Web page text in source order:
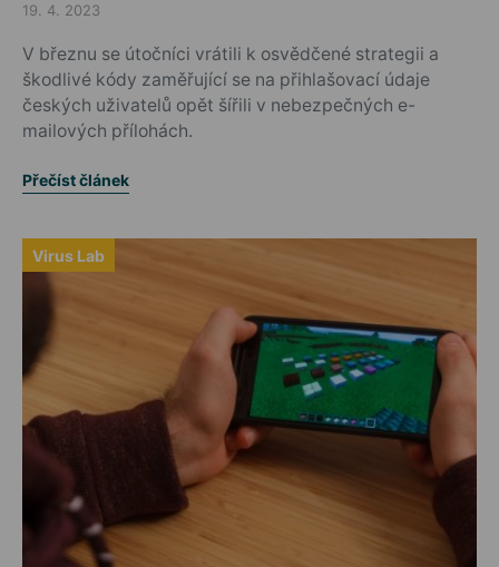
Posted on
19. 4. 2023
V březnu se útočníci vrátili k osvědčené strategii a
škodlivé kódy zaměřující se na přihlašovací údaje
českých uživatelů opět šířili v nebezpečných e-
mailových přílohách.
Přečíst článek
Virus Lab